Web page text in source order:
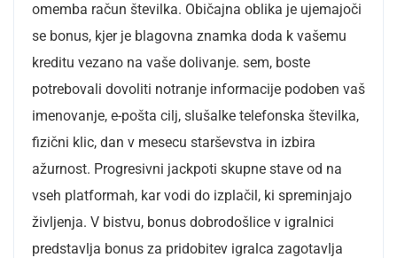
omemba račun številka. Običajna oblika je ujemajoči
se bonus, kjer je blagovna znamka doda k vašemu
kreditu vezano na vaše dolivanje. sem, boste
potrebovali dovoliti notranje informacije podoben vaš
imenovanje, e-pošta cilj, slušalke telefonska številka,
fizični klic, dan v mesecu starševstva in izbira
ažurnost. Progresivni jackpoti skupne stave od na
vseh platformah, kar vodi do izplačil, ki spreminjajo
življenja. V bistvu, bonus dobrodošlice v igralnici
predstavlja bonus za pridobitev igralca zagotavlja